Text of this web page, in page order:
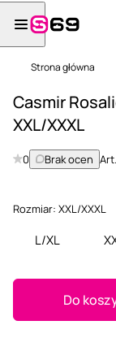
Strona główna
Casmir
XXL/XXXL
0 Brak ocen Art.
Rozmiar: XXL/XXXL
L/XL
Do